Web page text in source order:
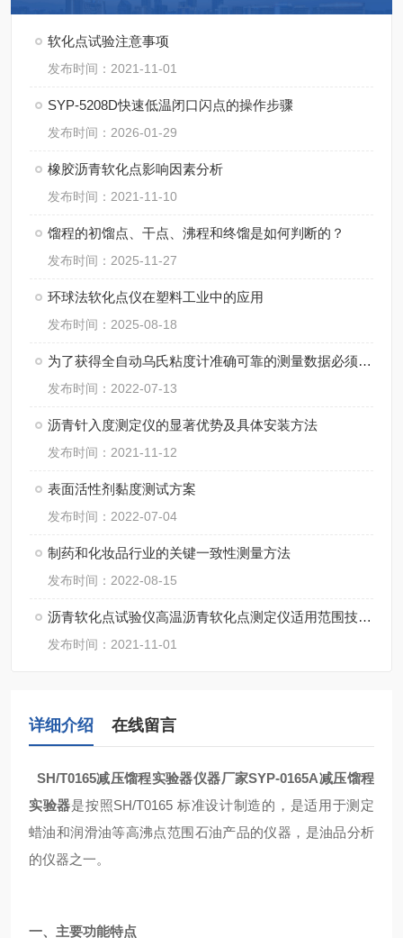
软化点试验注意事项
发布时间：2021-11-01
SYP-5208D快速低温闭口闪点的操作步骤
发布时间：2026-01-29
橡胶沥青软化点影响因素分析
发布时间：2021-11-10
馏程的初馏点、干点、沸程和终馏是如何判断的？
发布时间：2025-11-27
环球法软化点仪在塑料工业中的应用
发布时间：2025-08-18
为了获得全自动乌氏粘度计准确可靠的测量数据必须注意以下几点
发布时间：2022-07-13
沥青针入度测定仪的显著优势及具体安装方法
发布时间：2021-11-12
表面活性剂黏度测试方案
发布时间：2022-07-04
制药和化妆品行业的关键一致性测量方法
发布时间：2022-08-15
沥青软化点试验仪高温沥青软化点测定仪适用范围技术参数测量范围及执行标准
发布时间：2021-11-01
详细介绍 在线留言
SH/T0165减压馏程实验器仪器厂家SYP-0165A减压馏程
实验器是按照SH/T0165 标准设计制造的，是适用于测定
蜡油和润滑油等高沸点范围石油产品的仪器，是油品分析
的仪器之一。
一、主要功能特点